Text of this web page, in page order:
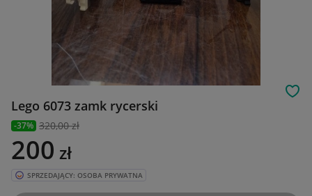
Lego 6073 zamk rycerski
-37% 320,00 zł
200 zł
SPRZEDAJĄCY: OSOBA PRYWATNA